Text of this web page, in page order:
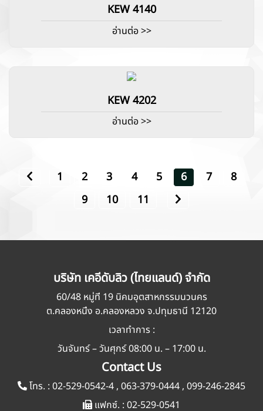
KEW 4140
อ่านต่อ >>
KEW 4202
อ่านต่อ >>
1 2 3 4 5 6 7
8
9
10 11
บริษัท เคอีดับลิว (ไทยแลนด์) จำกัด
60/48 หมู่ที่ 19 นิคมอุตสาหกรรมนวนคร
ต.คลองหนึ่ง อ.คลองหลวง จ.ปทุมธานี 12120
เวลาทำการ :
วันจันทร์ – วันศุกร์ 08:00 น. – 17:00 น.
Contact Us
โทร. : 02-529-0542-4, 063-379-0444, 099-246-2845
แฟกซ์. : 02-529-0541